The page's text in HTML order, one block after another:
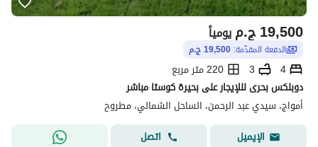
ج.م19,500 يومياً
الدفعة المقدّمة: 19,500 ج.م
4
3
220 متر مربع
دوبلكس بحرى لللإيجار على بحيرة كوستا مباشر
أمواج، سيدي عبد الرحمن، الساحل الشمالي، مطروح
الإيميل
اتصل